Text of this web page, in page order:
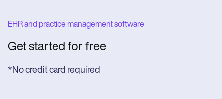
EHR and practice management software
Get started for free
*No credit card required